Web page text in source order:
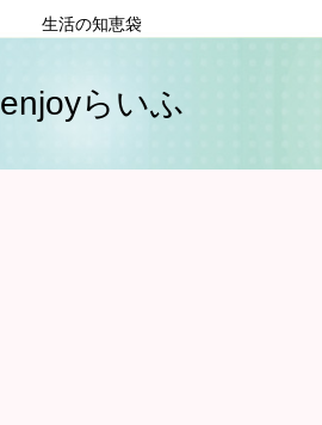
生活の知恵袋
enjoyらいふ